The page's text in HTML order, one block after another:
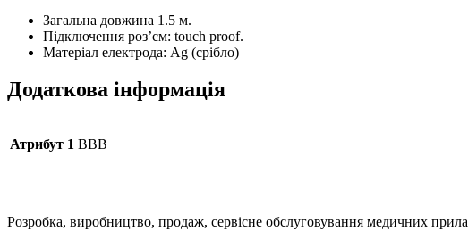
Загальна довжина 1.5 м.
Підключення роз’єм: touch proof.
Матеріал електрода: Ag (срібло)
Додаткова інформація
Атрибут 1 ВВВ
Розробка, виробництво, продаж, сервісне обслуговування медичних